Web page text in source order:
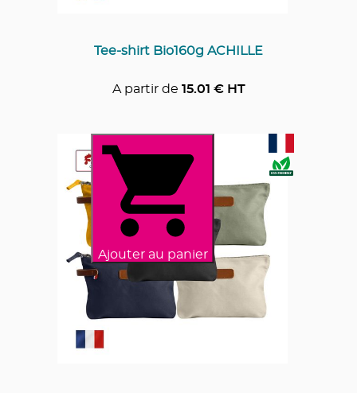
Tee-shirt Bio160g ACHILLE
A partir de 15.01 € HT
Ajouter au panier